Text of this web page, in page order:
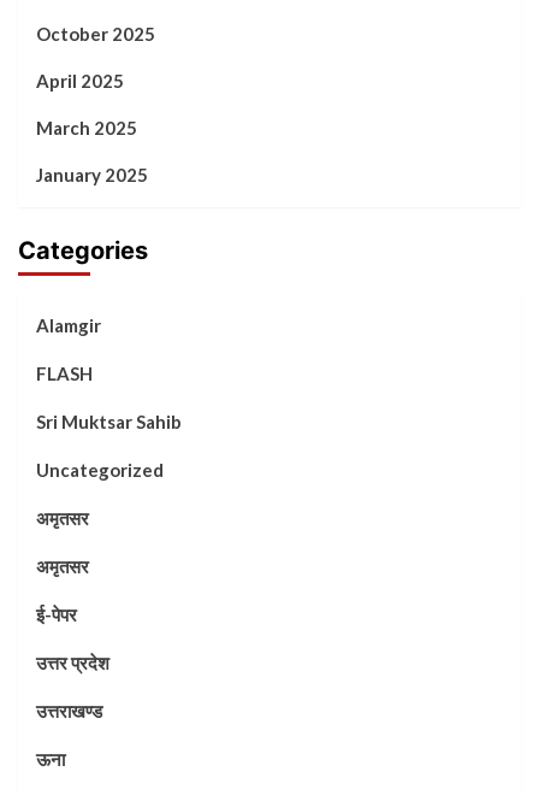
October 2025
April 2025
March 2025
January 2025
Categories
Alamgir
FLASH
Sri Muktsar Sahib
Uncategorized
अमृतसर
अमृतसर
ई-पेपर
उत्तर प्रदेश
उत्तराखण्ड
ऊना